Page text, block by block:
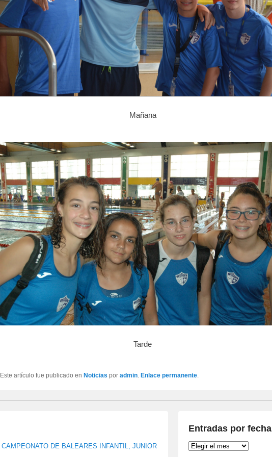
Mañana
Tarde
Este artículo fue publicado en Noticias por admin. Enlace permanente.
CAMPEONATO DE BALEARES INFANTIL, JUNIOR
Entradas por fecha
Entradas